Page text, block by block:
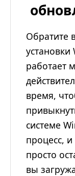
Обратите
работает
время,
системе
процесс,
просто
вы